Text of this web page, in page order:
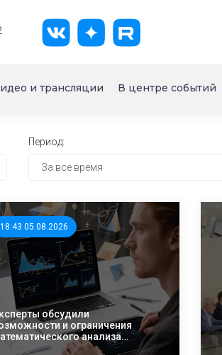
и трансляции В центре событий
Период:
За все время
18:43 05.08.2026
обсудили
и ограничения
анализа
кампаний